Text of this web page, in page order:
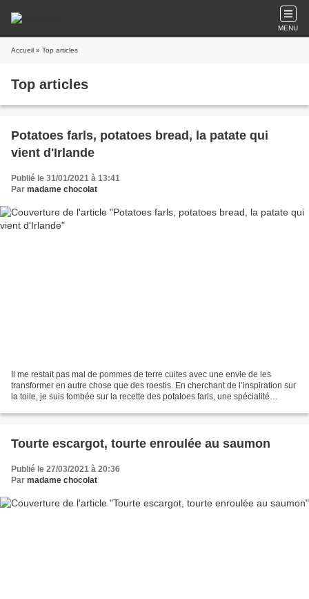
MENU
Accueil » Top articles
Top articles
Potatoes farls, potatoes bread, la patate qui
vient d'Irlande
Publié le 31/01/2021 à 13:41
Par madame chocolat
Il me restait pas mal de pommes de terre cuites avec une envie de les
transformer en autre chose que des roestis. En cherchant de l’inspiration sur
la toile, je suis tombée sur la recette des potatoes farls, une spécialité
Tourte escargot, tourte enroulée au saumon
Publié le 27/03/2021 à 20:36
Par madame chocolat